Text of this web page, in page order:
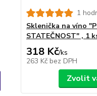
1
Sklenička na víno
STATEČNOST" , 1
318 Kč/ks
263 Kč bez DPH
Zvolit